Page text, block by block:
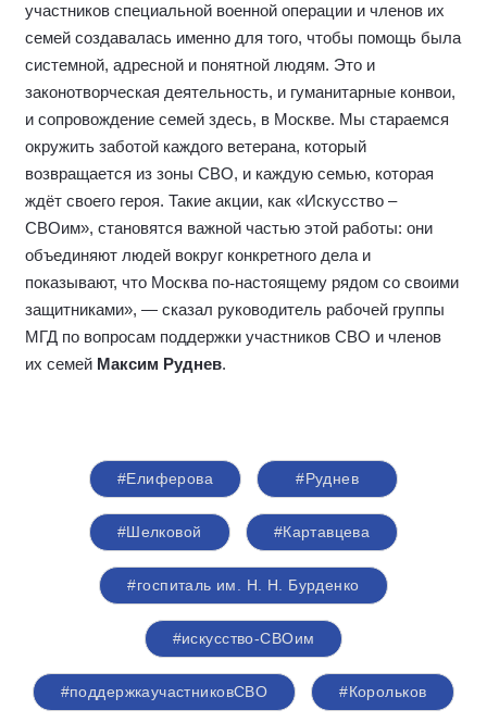
участников специальной военной операции и членов их
семей создавалась именно для того, чтобы помощь была
системной, адресной и понятной людям. Это и
законотворческая деятельность, и гуманитарные конвои,
и сопровождение семей здесь, в Москве. Мы стараемся
окружить заботой каждого ветерана, который
возвращается из зоны СВО, и каждую семью, которая
ждёт своего героя. Такие акции, как «Искусство –
СВОим», становятся важной частью этой работы: они
объединяют людей вокруг конкретного дела и
показывают, что Москва по‑настоящему рядом со своими
защитниками», — сказал руководитель рабочей группы
МГД по вопросам поддержки участников СВО и членов
их семей Максим Руднев.
#Елиферова #Руднев
#Шелковой #Картавцева
#госпиталь им. Н. Н. Бурденко
#искусство-СВОим
#поддержкаучастниковСВО #Корольков